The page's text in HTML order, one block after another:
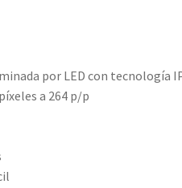
por LED con tecnología
a 264 p/p